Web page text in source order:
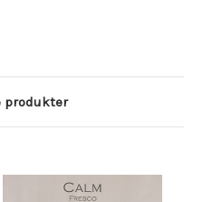
produkter